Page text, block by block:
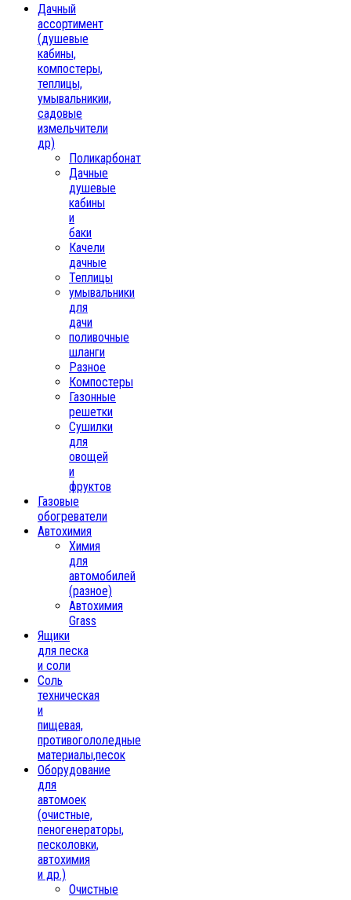
Дачный
ассортимент
(душевые
кабины,
компостеры,
теплицы,
умывальникии,
садовые
измельчители
др)
Поликарбонат
Дачные
душевые
кабины
и
баки
Качели
дачные
Теплицы
умывальники
для
дачи
поливочные
шланги
Разное
Компостеры
Газонные
решетки
Сушилки
для
овощей
и
фруктов
Газовые
обогреватели
Автохимия
Химия
для
автомобилей
(разное)
Автохимия
Grass
Ящики
для песка
и соли
Соль
техническая
и
пищевая,
противогололедные
материалы,песок
Oборудование
для
автомоек
(очистные,
пеногенераторы,
песколовки,
автохимия
и др.)
Очистные